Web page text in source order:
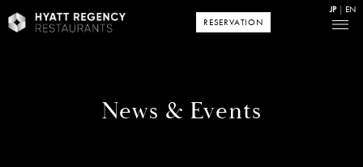
RESERVATION
JP EN
News & Events